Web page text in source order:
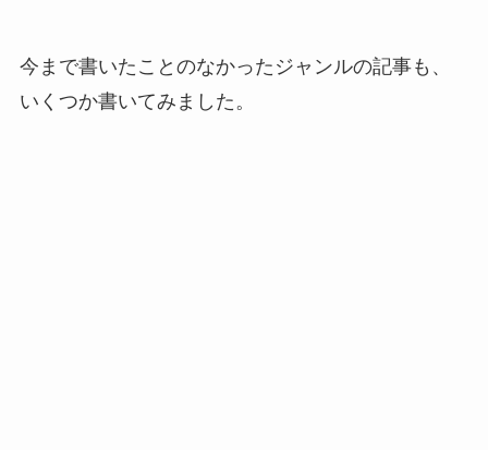
今まで書いたことのなかったジャンルの記事も、
いくつか書いてみました。